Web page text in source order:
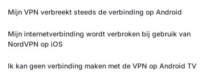
Mijn VPN verbreekt steeds de verbinding op Android
Mijn internetverbinding wordt verbroken bij gebruik van
NordVPN op iOS
Ik kan geen verbinding maken met de VPN op Android TV